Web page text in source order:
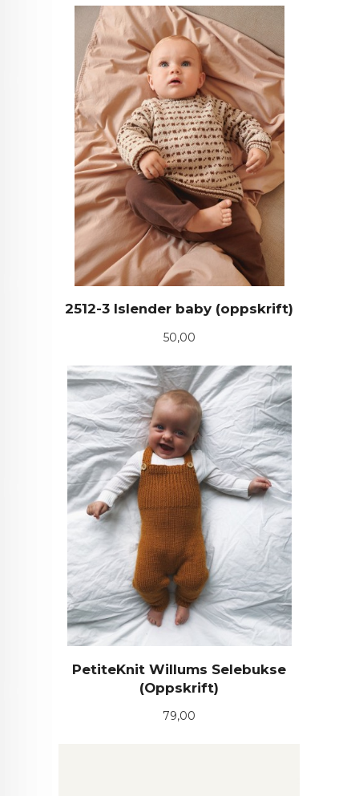
2512-3 Islender baby (oppskrift)
Pris
50,00
PetiteKnit Willums Selebukse
(Oppskrift)
Pris
79,00